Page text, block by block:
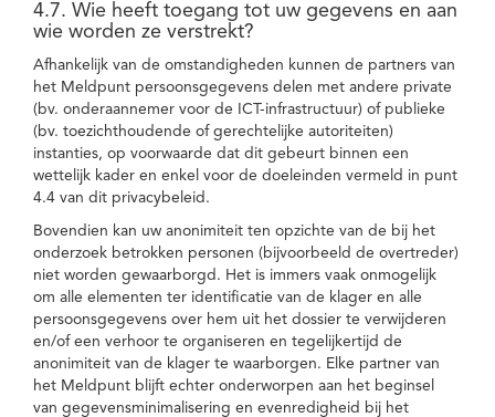
4.7. Wie heeft toegang tot uw gegevens en aan
wie worden ze verstrekt?
Afhankelijk van de omstandigheden kunnen de partners van
het Meldpunt persoonsgegevens delen met andere private
(bv. onderaannemer voor de ICT-infrastructuur) of publieke
(bv. toezichthoudende of gerechtelijke autoriteiten)
instanties, op voorwaarde dat dit gebeurt binnen een
wettelijk kader en enkel voor de doeleinden vermeld in punt
4.4 van dit privacybeleid.
Bovendien kan uw anonimiteit ten opzichte van de bij het
onderzoek betrokken personen (bijvoorbeeld de overtreder)
niet worden gewaarborgd. Het is immers vaak onmogelijk
om alle elementen ter identificatie van de klager en alle
persoonsgegevens over hem uit het dossier te verwijderen
en/of een verhoor te organiseren en tegelijkertijd de
anonimiteit van de klager te waarborgen. Elke partner van
het Meldpunt blijft echter onderworpen aan het beginsel
van gegevensminimalisering en evenredigheid bij het